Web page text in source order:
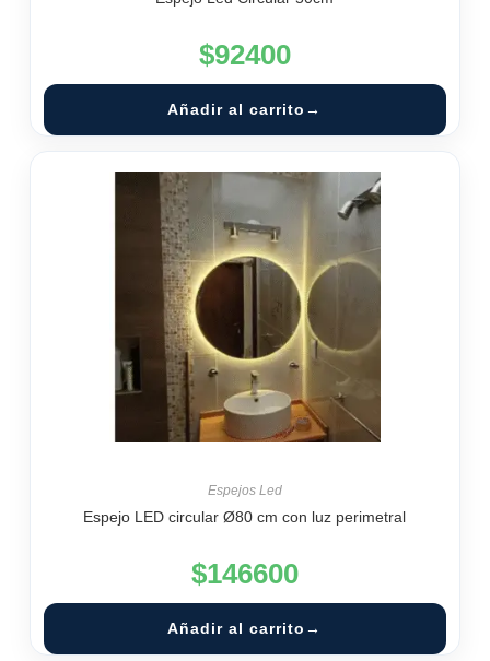
$92400
Añadir al carrito
Espejos Led
Espejo LED circular Ø80 cm con luz perimetral
$146600
Añadir al carrito